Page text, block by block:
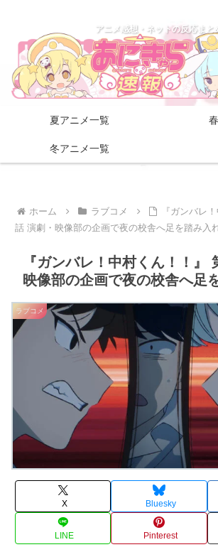
アニメ感想・ネットの反応まと
夏アニメ一覧
冬アニメ一覧
ホーム ラブコメ
『ガンバレ
話 演劇・映像部の企画で夜の校舎へ足を踏み入
『ガンバレ！中村くん！！』
映像部の企画で夜の校舎へ足
ラブコメ
X Bluesky
LINE Pinterest